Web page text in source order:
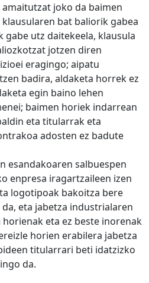
joko da baimen
klausularen bat baliorik gabea
gabe utz daitekeela, klausula
jotzen diren
eragingo; aipatu
badira, aldaketa horrek ez
egin baino lehen
baimen horiek indarrean
eta titularrak eta
adosten ez badute
esandakoaren salbuespen
enpresa iragartzaileen izen
logotipoak bakoitza bere
eta jabetza industrialaren
eta ez beste inorenak
horien erabilera jabetza
titularrari beti idatzizko
da.